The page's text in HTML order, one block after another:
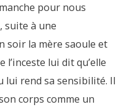
pour nous
suite à une
soir la mère saoule et
lui dit qu’elle
lui rend sa sensibilité. Il
corps comme un